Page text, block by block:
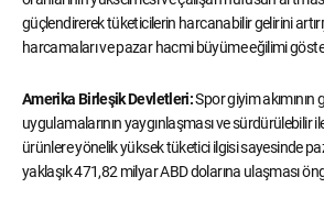
güçlendirerek tüketicilerin harcanabilir gelirini
harcamaları ve pazar hacmi büyüme eğilimi
Amerika Birleşik Devletleri:Spor giyim
uygulamalarının yaygınlaşması ve sürdürülebilir
ürünlere yönelik yüksek tüketici ilgisi sayesinde
yaklaşık 471,82 milyar ABD dolarına ulaşması